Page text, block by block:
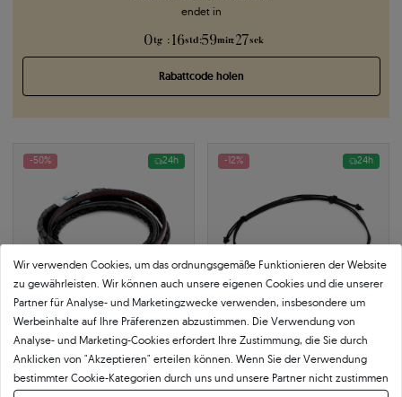
endet in
0 tg : 16std :59min:26 sek
Rabattcode holen
-50% 24h
Armband Herren Savicki: Leder,
Riemen
-12% 24h
Armband Rechteck 585er Gold
585 |gelbgold
Wir verwenden Cookies, um das ordnungsgemäße Funktionieren der Website
zu gewährleisten. Wir können auch unsere eigenen Cookies und die unserer
Partner für Analyse- und Marketingzwecke verwenden, insbesondere um
Werbeinhalte auf Ihre Präferenzen abzustimmen. Die Verwendung von
Analyse- und Marketing-Cookies erfordert Ihre Zustimmung, die Sie durch
Anklicken von "Akzeptieren" erteilen können. Wenn Sie der Verwendung
bestimmter Cookie-Kategorien durch uns und unsere Partner nicht zustimmen